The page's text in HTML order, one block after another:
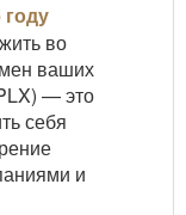
во
ваших
— это
себя
и